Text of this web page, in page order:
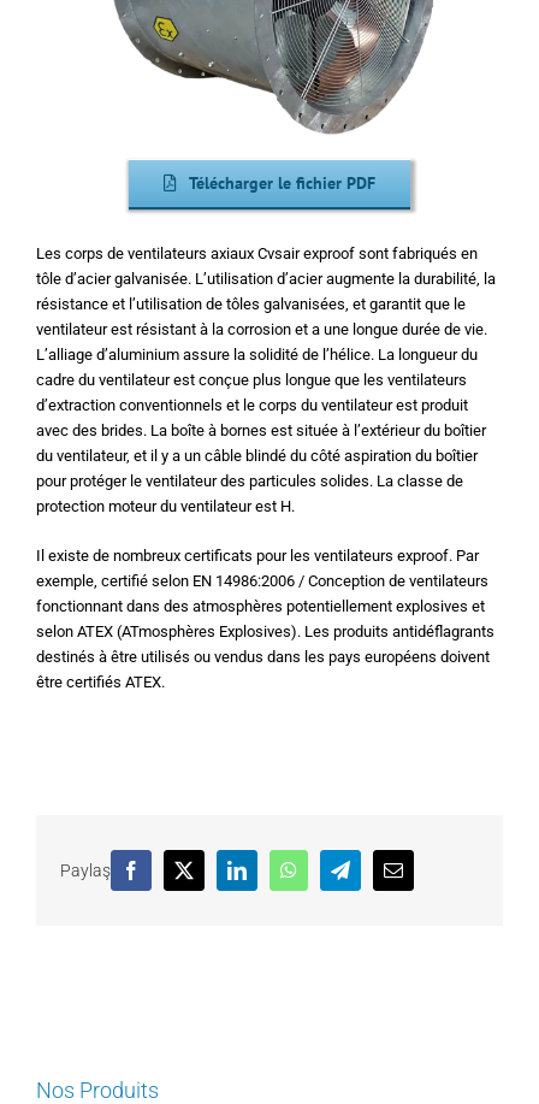
Télécharger le fichier PDF
Les corps de ventilateurs axiaux Cvsair exproof sont fabriqués en
tôle d’acier galvanisée. L’utilisation d’acier augmente la durabilité, la
résistance et l’utilisation de tôles galvanisées, et garantit que le
ventilateur est résistant à la corrosion et a une longue durée de vie.
L’alliage d’aluminium assure la solidité de l’hélice. La longueur du
cadre du ventilateur est conçue plus longue que les ventilateurs
d’extraction conventionnels et le corps du ventilateur est produit
avec des brides. La boîte à bornes est située à l’extérieur du boîtier
du ventilateur, et il y a un câble blindé du côté aspiration du boîtier
pour protéger le ventilateur des particules solides. La classe de
protection moteur du ventilateur est H.
Il existe de nombreux certificats pour les ventilateurs exproof. Par
exemple, certifié selon EN 14986:2006 / Conception de ventilateurs
fonctionnant dans des atmosphères potentiellement explosives et
selon ATEX (ATmosphères Explosives). Les produits antidéflagrants
destinés à être utilisés ou vendus dans les pays européens doivent
être certifiés ATEX.
Paylaş Facebook
X LinkedInWhatsAppTelegramEmail
Nos Produits